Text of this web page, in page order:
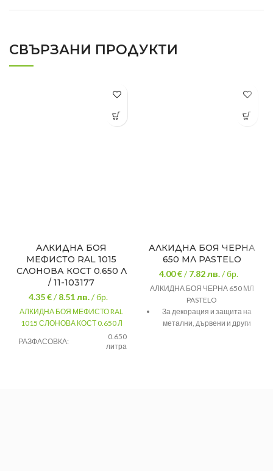
СВЪРЗАНИ ПРОДУКТИ
АЛКИДНА БОЯ
МЕФИСТО RAL 1015
СЛОНОВА КОСТ 0.650 Л
/ 11-103177
4.35 €/8.51лв./ бр.
АЛКИДНА БОЯ МЕФИСТО RAL
1015 СЛОНОВА КОСТ 0.650 Л
РАЗФАСОВКА:
0.650
литра
АЛКИДНА БОЯ ЧЕРНА
650 МЛ PASTELO
4.00 €/7.82лв./ бр.
АЛКИДНА БОЯ ЧЕРНА 650 МЛ
PASTELO
За декорация и защита на
метални, дървени и други